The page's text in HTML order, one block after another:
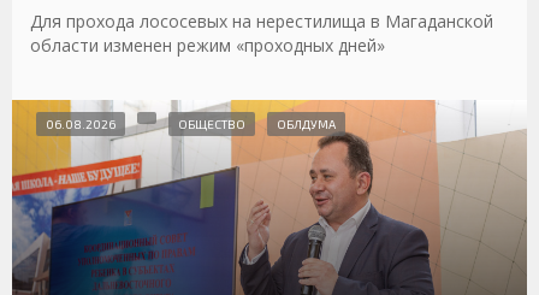
Для прохода лососевых на нерестилища в Магаданской
области изменен режим «проходных дней»
06.08.2026 ОБЩЕСТВО ОБЛДУМА